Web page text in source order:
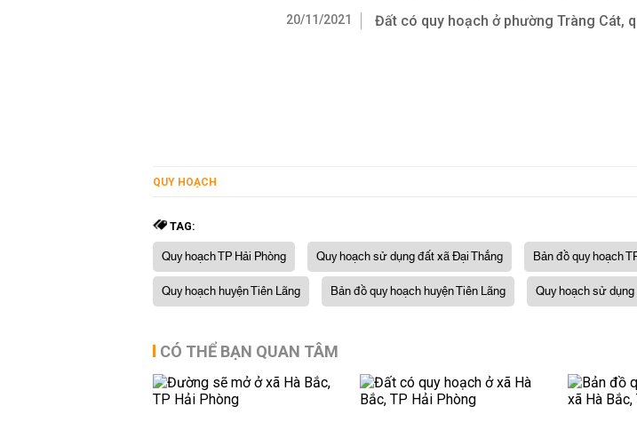
20/11/2021 Đất có quy hoạch ở phường Tràng Cát,
QUY HOẠCH
TAG:
Quy hoạch TP Hải Phòng Quy hoạch sử dụng đất xã Đại Thắng
Bản đồ quy hoạch
Quy hoạch huyện Tiên Lãng
Bản đồ quy hoạch huyện Tiên Lãng Quy hoạch sử
CÓ THỂ BẠN QUAN TÂM